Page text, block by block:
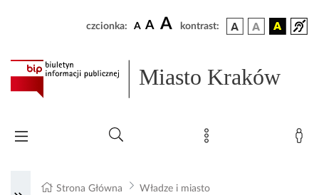
czcionka: A A A kontrast:
Miasto Kraków
Strona Główna
Władze i miasto